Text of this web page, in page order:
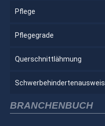
Pflege
Pflegegrade
Querschnittlähmung
Schwerbehindertenausweis
BRANCHENBUCH